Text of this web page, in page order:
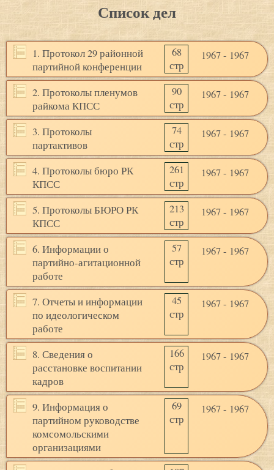
Список дел
1. Протокол 29 районной
партийной конференции
68
стр
1967 - 1967
2. Протоколы пленумов
райкома КПСС
90
стр
1967 - 1967
3. Протоколы
партактивов
74
стр
1967 - 1967
4. Протоколы бюро РК
КПСС
261
стр
1967 - 1967
5. Протоколы БЮРО РК
КПСС
213
стр
1967 - 1967
6. Информации о
партийно-агитационной
работе
57
стр
1967 - 1967
7. Отчеты и информации
по идеологическом
работе
45
стр
1967 - 1967
8. Сведения о
расстановке воспитании
кадров
166
стр
1967 - 1967
9. Информация о
партийном руководстве
комсомольскими
организациями
69
стр
1967 - 1967